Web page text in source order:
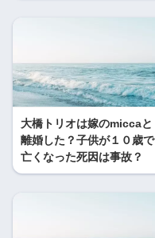
大橋トリオは嫁のmiccaと
離婚した？子供が１０歳で
亡くなった死因は事故？